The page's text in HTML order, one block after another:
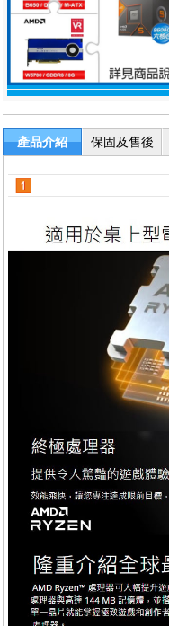
產品介紹
保固及售後